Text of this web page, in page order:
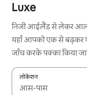
Luxe
निजी आईलैंड से लेकर
यहाँ आपको एक से बढ़कर
जाँच करके पक्का किया
लोकेशन
नतीजों के उपलब्ध होने